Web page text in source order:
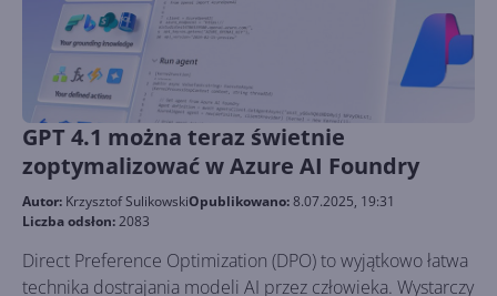
GPT 4.1 można teraz świetnie
zoptymalizować w Azure AI Foundry
Autor: Krzysztof SulikowskiOpublikowano:8.07.2025, 19:31
Liczba odsłon:2083
Direct Preference Optimization (DPO) to wyjątkowo łatwa
technika dostrajania modeli AI przez człowieka. Wystarczy